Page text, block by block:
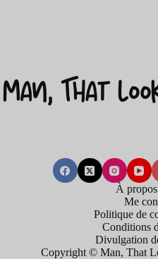
À
Me
Politique de
Conditions
Divulgation
Copyright © Man, That